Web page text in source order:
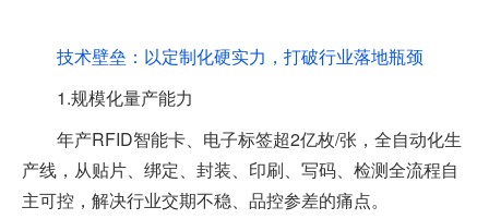
技术壁垒：以定制化硬实力，打破行业落地瓶颈
1.规模化量产能力
年产RFID智能卡、电子标签超2亿枚/张，全自动化生
产线，从贴片、绑定、封装、印刷、写码、检测全流程自
主可控，解决行业交期不稳、品控参差的痛点。